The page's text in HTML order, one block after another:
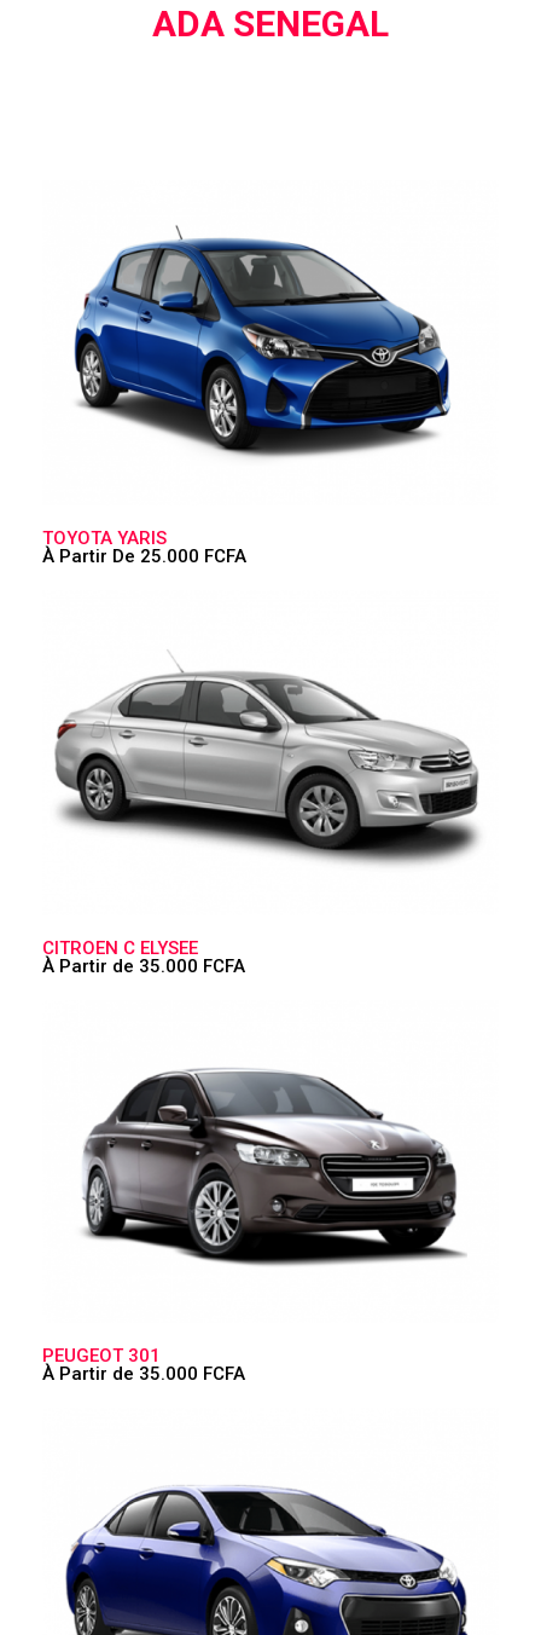
ADA SENEGAL
TOYOTA YARIS
À Partir De 25.000 FCFA
CITROEN C ELYSEE
À Partir de 35.000 FCFA
PEUGEOT 301
À Partir de 35.000 FCFA